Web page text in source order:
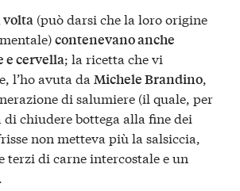
volta (può darsi che la loro origine
contenevano anche
e cervella; la ricetta che vi
l’ho avuta da Michele Brandino,
di salumiere (il quale, per
chiudere bottega alla fine dei
non metteva più la salsiccia,
terzi di carne intercostale e un